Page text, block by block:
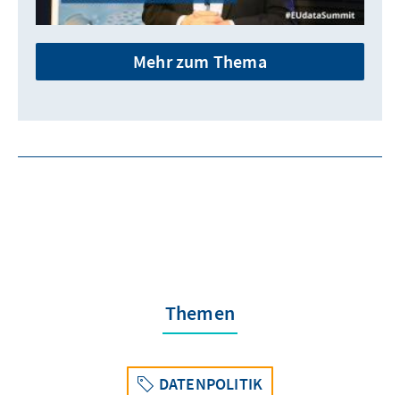
Mehr zum Thema
Themen
DATENPOLITIK